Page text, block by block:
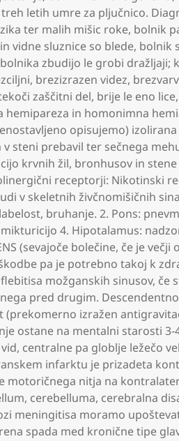
letih umre za pljučnico.
ter malih mišic roke, bolnik
vidne sluznice so blede, bolnik
bolnika zbudijo le grobi dražljaji;
, brezizrazen videz,
zaščitni del, brije le eno lice,
hemipareza in homonimna
opisujemo) izolirana
steni prebavil ter sečnega
krvnih žil, bronhusov in stene
receptorji: Nikotinski
v skeletnih živčnomišičnih
, bruhanje. 2. Pons:
4. Hipotalamus:
(sevajoče bolečine, če je večji
pa je potrebno takoj k
možganskih sinusov, če
pred drugim.
(prekomerno izražen
ostane na mentalni starosti 3-
, centralne pa globlje ležečo
infarktu je prizadeta
motoričnega nitja na
, cerebelluma, cerebralna
meningitisa moramo
spada med kronične tipe